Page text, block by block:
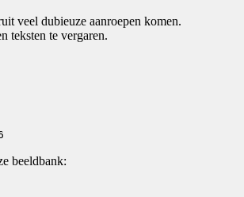
veel dubieuze aanroepen komen.
teksten te vergaren.
beeldbank: